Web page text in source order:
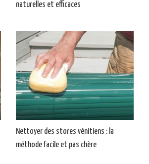
naturelles et efficaces
Nettoyer des stores vénitiens : la
méthode facile et pas chère